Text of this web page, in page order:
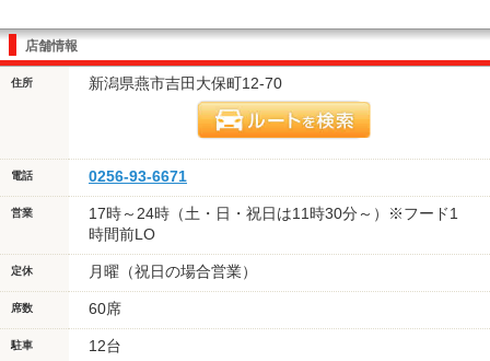
店舗情報
住所 新潟県燕市吉田大保町12-70
電話 0256-93-6671
営業
17時～24時（土・日・祝日は11時30分～）※フード1
時間前LO
定休 月曜（祝日の場合営業）
席数 60席
駐車 12台